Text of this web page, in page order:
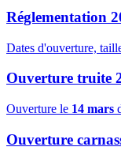
Réglementation
Dates d'ouverture,
Ouverture truite
Ouverture le 14 mars
Ouverture